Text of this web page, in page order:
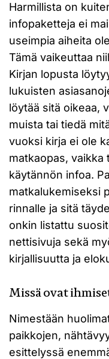
Harmillista on
infopaketteja ei
useimpia aiheita
Tämä vaikeuttaa
Kirjan lopusta
lukuisten
löytää sitä oikeaa,
muista tai tiedä
vuoksi kirja ei ole
matkaopas, vaikka
käytännön infoa.
matkalukemiseksi
rinnalle ja sitä
onkin listattu
nettisivuja sekä
kirjallisuutta ja
Missä ovat
Nimestään
paikkojen,
esittelyssä